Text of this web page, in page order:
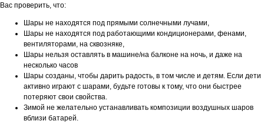
Вас проверить, что:
Шары не находятся под прямыми солнечными лучами,
Шары не находятся под работающими кондиционерами, фенами,
вентиляторами, на сквозняке,
Шары нельзя оставлять в машине/на балконе на ночь, и даже на
несколько часов
Шары созданы, чтобы дарить радость, в том числе и детям. Если дети
активно играют с шарами, будьте готовы к тому, что они быстрее
потеряют свои свойства.
Зимой не желательно устанавливать композиции воздушных шаров
вблизи батарей.